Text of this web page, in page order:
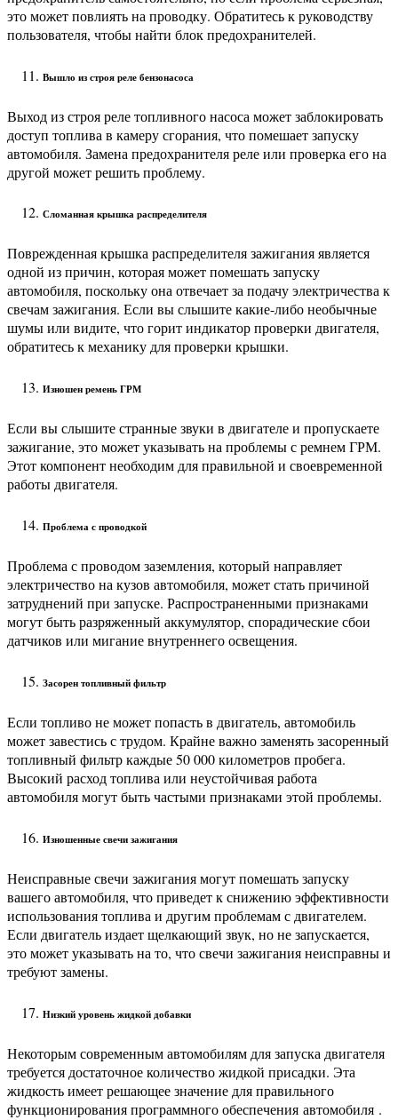
это может повлиять на проводку. Обратитесь к руководству
пользователя, чтобы найти блок предохранителей.
Вышло из строя реле бензонасоса
Выход из строя реле топливного насоса может заблокировать
доступ топлива в камеру сгорания, что помешает запуску
автомобиля. Замена предохранителя реле или проверка его на
другой может решить проблему.
Сломанная крышка распределителя
Поврежденная крышка распределителя зажигания является
одной из причин, которая может помешать запуску
автомобиля, поскольку она отвечает за подачу электричества к
свечам зажигания. Если вы слышите какие-либо необычные
шумы или видите, что горит индикатор проверки двигателя,
обратитесь к механику для проверки крышки.
Изношен ремень ГРМ
Если вы слышите странные звуки в двигателе и пропускаете
зажигание, это может указывать на проблемы с ремнем ГРМ.
Этот компонент необходим для правильной и своевременной
работы двигателя.
Проблема с проводкой
Проблема с проводом заземления, который направляет
электричество на кузов автомобиля, может стать причиной
затруднений при запуске. Распространенными признаками
могут быть разряженный аккумулятор, спорадические сбои
датчиков или мигание внутреннего освещения.
Засорен топливный фильтр
Если топливо не может попасть в двигатель, автомобиль
может завестись с трудом. Крайне важно заменять засоренный
топливный фильтр каждые 50 000 километров пробега.
Высокий расход топлива или неустойчивая работа
автомобиля могут быть частыми признаками этой проблемы.
Изношенные свечи зажигания
Неисправные свечи зажигания могут помешать запуску
вашего автомобиля, что приведет к снижению эффективности
использования топлива и другим проблемам с двигателем.
Если двигатель издает щелкающий звук, но не запускается,
это может указывать на то, что свечи зажигания неисправны и
требуют замены.
Низкий уровень жидкой добавки
Некоторым современным автомобилям для запуска двигателя
требуется достаточное количество жидкой присадки. Эта
жидкость имеет решающее значение для правильного
функционирования программного обеспечения автомобиля .